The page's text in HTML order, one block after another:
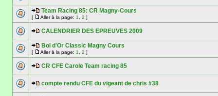
Team Racing 85: CR Magny-Cours
[ Aller à la page: 1 2 ]
CALENDRIER DES EPREUVES 2009
Bol d'Or Classic Magny Cours
[ Aller à la page: 1 2 ]
CR CFE Carole Team racing 85
compte rendu CFE du vigeant de chris #38